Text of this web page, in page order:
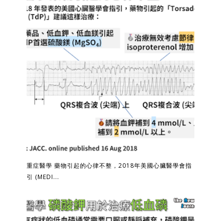
重症醫學 藥物引起的心律不整，2018年美國心臟醫學會指
引 (MEDI...